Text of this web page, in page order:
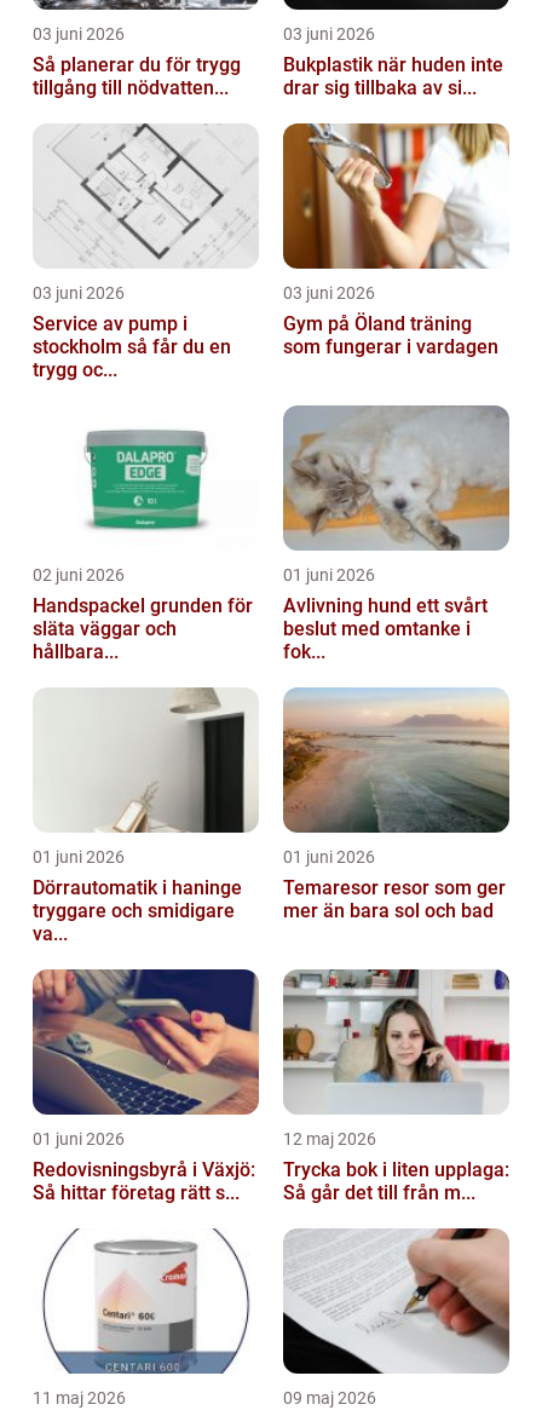
03 juni 2026
Så planerar du för trygg
tillgång till nödvatten...
03 juni 2026
Bukplastik när huden inte
drar sig tillbaka av si...
03 juni 2026
Service av pump i
stockholm så får du en
trygg oc...
03 juni 2026
Gym på Öland träning
som fungerar i vardagen
02 juni 2026
Handspackel grunden för
släta väggar och
hållbara...
01 juni 2026
Avlivning hund ett svårt
beslut med omtanke i
fok...
01 juni 2026
Dörrautomatik i haninge
tryggare och smidigare
va...
01 juni 2026
Temaresor resor som ger
mer än bara sol och bad
01 juni 2026
Redovisningsbyrå i Växjö:
Så hittar företag rätt s...
12 maj 2026
Trycka bok i liten upplaga:
Så går det till från m...
11 maj 2026 09 maj 2026